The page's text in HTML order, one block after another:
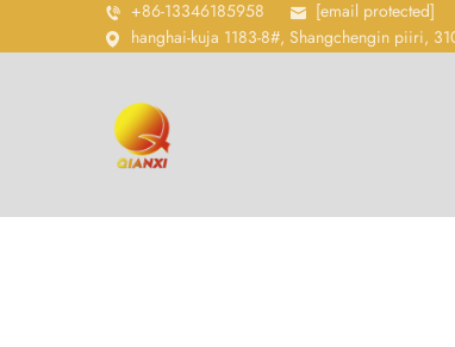
+86-13346185958
[email protected]
hanghai-kuja 1183-8#, Shangchengin piiri,